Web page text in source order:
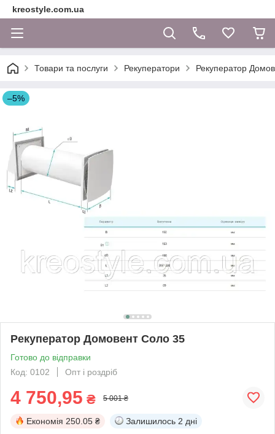
kreostyle.com.ua
Товари та послуги Рекуператори Рекуператор
–5%
Рекуператор Домовент Соло 35
Готово до відправки
Код: 0102
Опт і роздріб
4 750,95 ₴ 5 001 ₴
Економія 250.05 ₴ Залишилось 2 дні